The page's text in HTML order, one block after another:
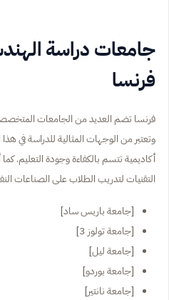
جامعات دراسة
فرنسا
فرنسا تضم العديد من الجامعات
وتعتبر من الوجهات المثالية للدراسة في
أكاديمية تتسم بالكفاءة وجودة التعليم.
التقنيات لتدريب الطلاب على الصناعات
[جامعة باريس ساد]
[جامعة تولوز 3]
[جامعة ليل]
[جامعة بوردو]
[جامعة نانتير]